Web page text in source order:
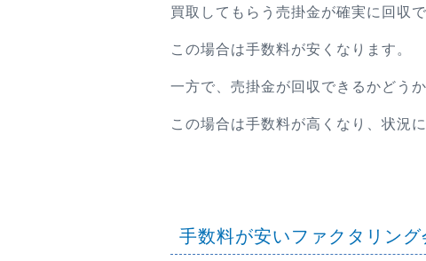
買取してもらう売掛金が確実に回収
この場合は手数料が安くなります。
一方で、売掛金が回収できるかどう
この場合は手数料が高くなり、状況
手数料が安いファクタリン